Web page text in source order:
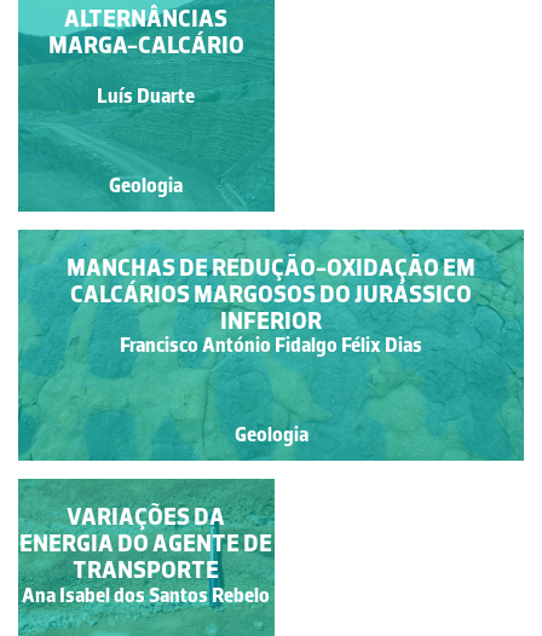
FORMAÇÃO DA
BRENHA
Miguel Sousa
Geologia
ALTERNÂNCIAS
MARGA-CALCÁRIO
Luís Duarte
Geologia
MANCHAS DE REDUÇÃO-OXIDAÇÃO EM
CALCÁRIOS MARGOSOS DO JURÁSSICO
INFERIOR
Francisco António Fidalgo Félix Dias
Geologia
FALHA NORMAL
Ana Isabel dos Santos
Rebelo
VARIAÇÕES DA
ENERGIA DO AGENTE DE
TRANSPORTE
Ana Isabel dos Santos Rebelo